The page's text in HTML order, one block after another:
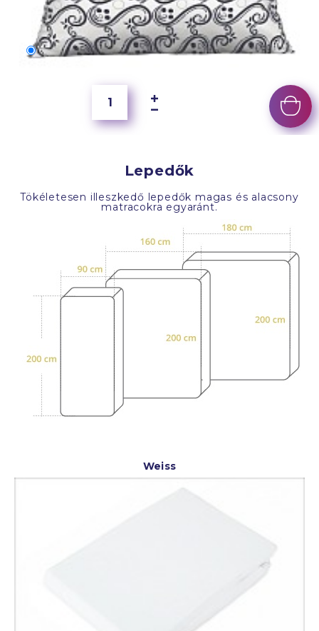
70x50 cm
Lepedők
Tökéletesen illeszkedő lepedők magas és alacsony
matracokra egyaránt.
Weiss